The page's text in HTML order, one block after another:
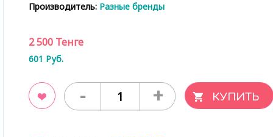
Производитель: Разные бренды
2 500 Тенге
601 Руб.
- +